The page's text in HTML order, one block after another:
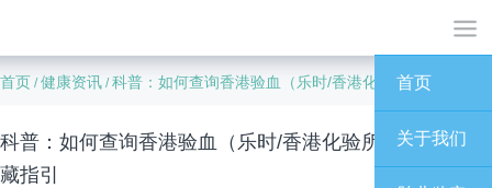
首页
关于我们
首页 /健康资讯 /科普：如何查询香港验血（乐时/香港化验所）报告，收藏指引
科普：如何查询香港验血（乐时/香港化验所）报告，收
藏指引